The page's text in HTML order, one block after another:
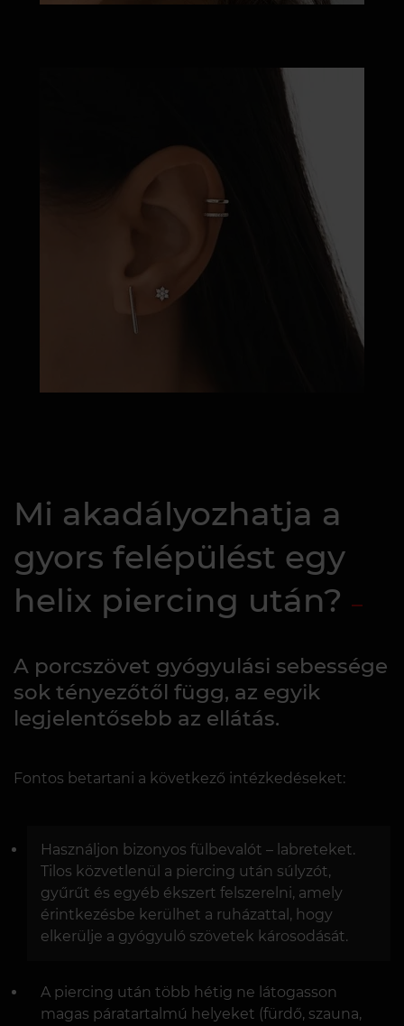
Mi akadályozhatja a
gyors felépülést egy
helix piercing után?
A porcszövet gyógyulási sebessége
sok tényezőtől függ, az egyik
legjelentősebb az ellátás.
Fontos betartani a következő intézkedéseket:
Használjon bizonyos fülbevalót – labreteket.
Tilos közvetlenül a piercing után súlyzót,
gyűrűt és egyéb ékszert felszerelni, amely
érintkezésbe kerülhet a ruházattal, hogy
elkerülje a gyógyuló szövetek károsodását.
A piercing után több hétig ne látogasson
magas páratartalmú helyeket (fürdő, szauna,